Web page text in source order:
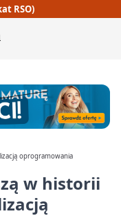
RSO)
oprogramowania
w historii